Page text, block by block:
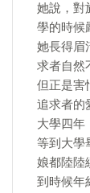
她說，對
學的時候
她長得眉
求者自然
但正是害
追求者的
大學四年
等到大學
娘都陸陸
到時候年